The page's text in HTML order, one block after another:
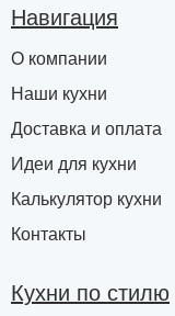
Навигация
О компании
Наши кухни
Доставка и оплата
Идеи для кухни
Калькулятор кухни
Контакты
Кухни по стилю